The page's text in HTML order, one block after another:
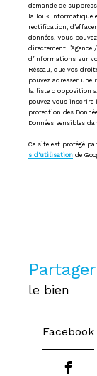
demande de
la loi « informatique
rectification,
données. Vous
directement l’Agence
d’informations sur
Réseau, que vos
pouvez adresser une
la liste d'opposition
pouvez vous inscrire
protection des
Données sensibles
Ce site est protégé
s d'utilisation de
partager
le bien
Facebook